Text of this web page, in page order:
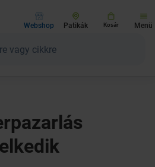
Webshop Patikák Kosár Menü